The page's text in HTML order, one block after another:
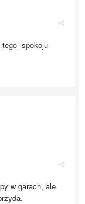
spokoju
w garach, ale